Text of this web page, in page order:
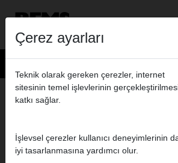
Ürünler>Bükme işlemleri> REMS Curvo 22 V
AKÜLÜ BORU BÜKME
Çerez ayarları
Teknik olarak gereken çerezler, internet
sitesinin temel işlevlerinin
katkı sağlar.
İşlevsel çerezler kullanıcı deneyimlerinin
iyi tasarlanmasına yardımcı olur.